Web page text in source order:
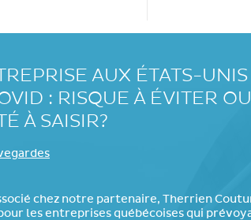
AUX ÉTATS-
: RISQUE À ÉVITER OU
À SAISIR?
chez notre partenaire, Therrien
les entreprises québécoises qui